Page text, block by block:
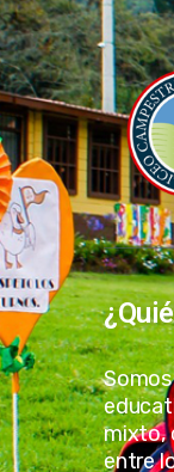
mixto,
entre